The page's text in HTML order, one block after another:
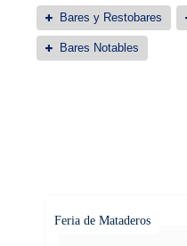
Bares y Restobares
Bares Notables
Feria de Mataderos